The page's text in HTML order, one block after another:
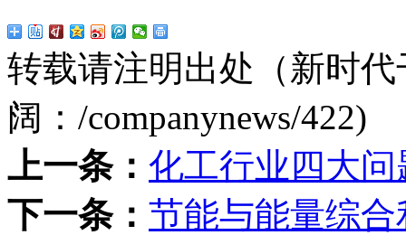
转载请注明出处（新时
阔： /companynews/422)
上一条： 化工行业四大
下一条： 节能与能量综